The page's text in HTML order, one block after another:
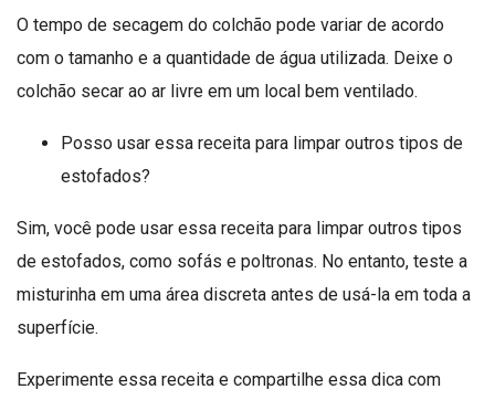
O tempo de secagem do colchão pode variar de acordo
com o tamanho e a quantidade de água utilizada. Deixe o
colchão secar ao ar livre em um local bem ventilado.
Posso usar essa receita para limpar outros tipos de
estofados?
Sim, você pode usar essa receita para limpar outros tipos
de estofados, como sofás e poltronas. No entanto, teste a
misturinha em uma área discreta antes de usá-la em toda a
superfície.
Experimente essa receita e compartilhe essa dica com